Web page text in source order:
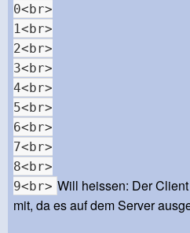
0<br>
1<br>
2<br>
3<br>
4<br>
5<br>
6<br>
7<br>
8<br>
9<br> Will heissen: Der
mit, da es auf dem Server